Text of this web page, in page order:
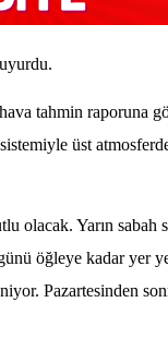
tahmin raporuna
üst
olacak. Yarın sabah
öğleye kadar yer
Pazartesinden